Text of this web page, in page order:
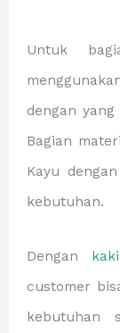
Untuk
dengan
Bagian
Kayu
kebutuhan.
Dengan
customer
kebutuhan